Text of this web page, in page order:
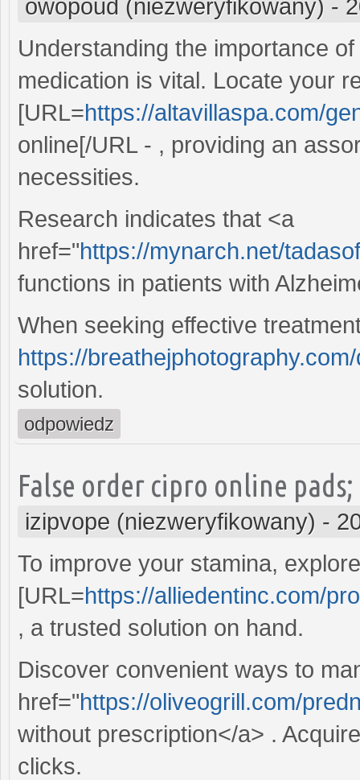
owopoud (niezweryfikowany) -
Understanding the importance
medication is vital. Locate your
[URL=https://altavillaspa.com/
online[/URL - , providing an
necessities.
Research indicates that <a
href="https://mynarch.net/
functions in patients with
When seeking effective
https://
solution.
odpowiedz
False order cipro online
izipvope (niezweryfikowany) -
To improve your stamina,
[URL=https://alliedentinc.com/
, a trusted solution on hand.
Discover convenient ways to
href="https://oliveogrill.com/
without prescription</a> .
clicks.